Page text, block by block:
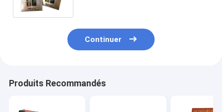
Continuer
Produits Recommandés